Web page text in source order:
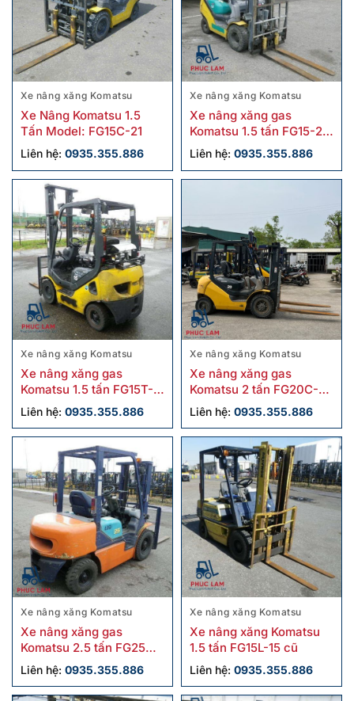
Xe nâng xăng Komatsu
Xe Nâng Komatsu 1.5
Tấn Model: FG15C-21
Liên hệ: 0935.355.886
Xe nâng xăng Komatsu
Xe nâng xăng gas
Komatsu 1.5 tấn FG15-20
cũ
Liên hệ: 0935.355.886
Xe nâng xăng Komatsu
Xe nâng xăng gas
Komatsu 1.5 tấn FG15T-
21 cũ
Liên hệ: 0935.355.886
Xe nâng xăng Komatsu
Xe nâng xăng gas
Komatsu 2 tấn FG20C-17
cũ chính hãng
Liên hệ: 0935.355.886
Xe nâng xăng Komatsu
Xe nâng xăng gas
Komatsu 2.5 tấn FG25C-
12 cũ
Liên hệ: 0935.355.886
Xe nâng xăng Komatsu
Xe nâng xăng Komatsu
1.5 tấn FG15L-15 cũ
Liên hệ: 0935.355.886